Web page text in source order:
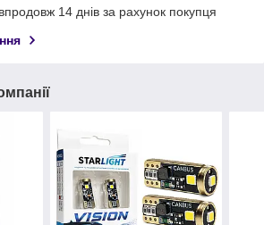
14 днів за рахунок покупця